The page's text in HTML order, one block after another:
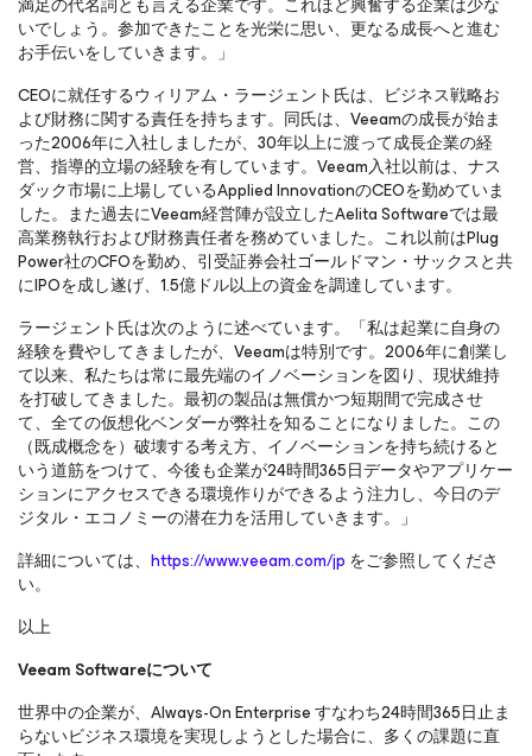
いでしょう。参加できたことを光栄に思い、更なる成長へと進む
お手伝いをしていきます。」
CEOに就任するウィリアム・ラージェント氏は、ビジネス戦略お
よび財務に関する責任を持ちます。同氏は、Veeamの成長が始ま
った2006年に入社しましたが、30年以上に渡って成長企業の経
営、指導的立場の経験を有しています。Veeam入社以前は、ナス
ダック市場に上場しているApplied InnovationのCEOを勤めていま
した。また過去にVeeam経営陣が設立したAelita Softwareでは最
高業務執行および財務責任者を務めていました。これ以前はPlug
Power社のCFOを勤め、引受証券会社ゴールドマン・サックスと共
にIPOを成し遂げ、1.5億ドル以上の資金を調達しています。
ラージェント氏は次のように述べています。「私は起業に自身の
経験を費やしてきましたが、Veeamは特別です。2006年に創業し
て以来、私たちは常に最先端のイノベーションを図り、現状維持
を打破してきました。最初の製品は無償かつ短期間で完成させ
て、全ての仮想化ベンダーが弊社を知ることになりました。この
（既成概念を）破壊する考え方、イノベーションを持ち続けると
いう道筋をつけて、今後も企業が24時間365日データやアプリケー
ションにアクセスできる環境作りができるよう注力し、今日のデ
ジタル・エコノミーの潜在力を活用していきます。」
詳細については、 https://www.veeam.com/jp をご参照してくださ
い。
以上
Veeam Softwareについて
世界中の企業が、Always-On Enterprise すなわち24時間365日止ま
らないビジネス環境を実現しようとした場合に、多くの課題に直